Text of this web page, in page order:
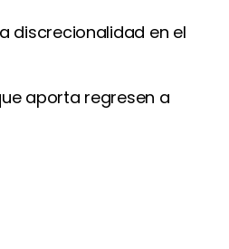
discrecionalidad en el
aporta regresen a